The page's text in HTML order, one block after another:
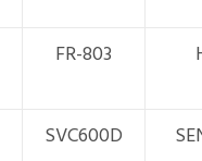
FR-803
SVC600D